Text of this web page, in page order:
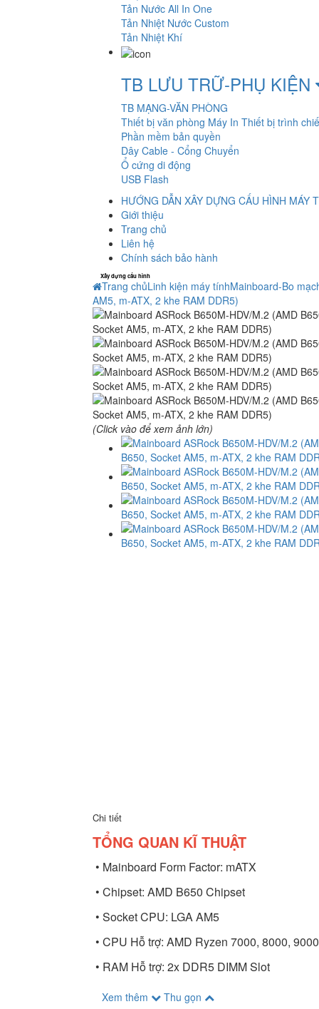
Tản Nước All In One
Tản Nhiệt Nước Custom
Tản Nhiệt Khí
TB LƯU TRỮ-PHỤ KIỆN
TB MẠNG-VĂN PHÒNG
Thiết bị văn phòng Máy In Thiết bị trình
Phần mềm bản quyền
Dây Cable - Cổng Chuyển
Ổ cứng di động
USB Flash
HƯỚNG DẪN XÂY DỰNG CẤU HÌNH MÁY
Giới thiệu
Trang chủ
Liên hệ
Chính sách bảo hành
Xây dựng cấu hình
Trang chủLinh kiện máy tínhMainboard-Bo
AM5, m-ATX, 2 khe RAM DDR5)
(Click vào để xem ảnh lớn)
Chi tiết
TỔNG QUAN KĨ THUẬT
• Mainboard Form Factor: mATX
• Chipset: AMD B650 Chipset
• Socket CPU: LGA AM5
• CPU Hỗ trợ: AMD Ryzen 7000, 8000,
• RAM Hỗ trợ: 2x DDR5 DIMM Slot
Xem thêm Thu gọn